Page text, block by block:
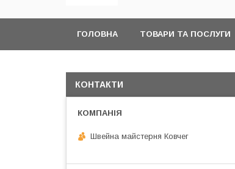
ГОЛОВНА ТОВАРИ ТА ПОСЛУГИ
КОНТАКТИ
Швейна майстерня Ковчег